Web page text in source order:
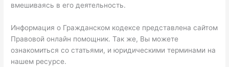
вмешиваясь в его деятельность.
Информация о Гражданском кодексе представлена сайтом
Правовой онлайн помощник. Так же, Вы можете
ознакомиться со статьями, и юридическими терминами на
нашем ресурсе.